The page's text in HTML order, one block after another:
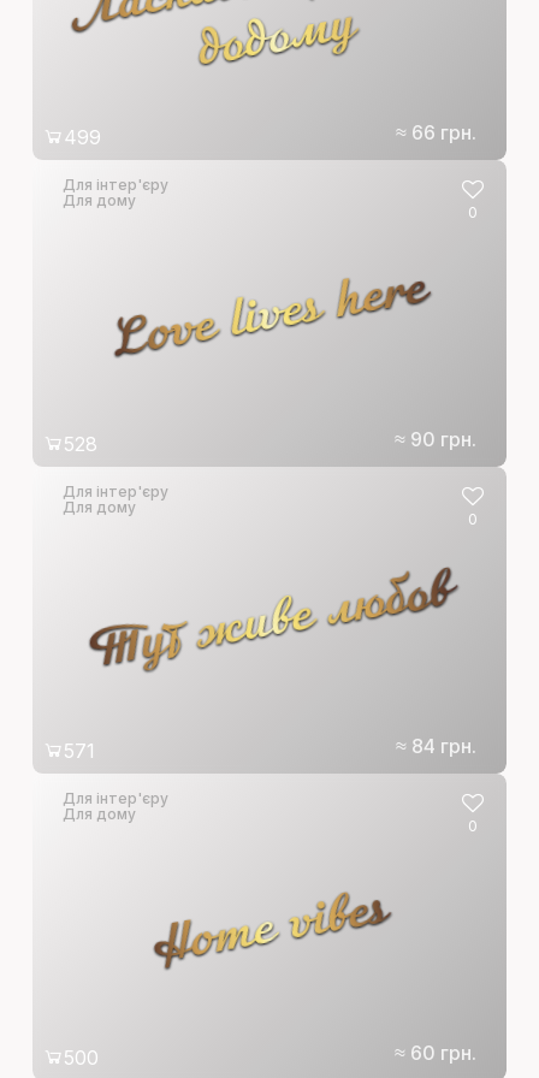
у
≈ 66 грн.
499
Love lives here
Для інтер'єру
Для дому
≈ 90 грн.
0
528
Тут живе любов
Для інтер'єру
Для дому
≈ 84 грн.
0
571
Home vibes
Для інтер'єру
Для дому
≈ 60 грн.
0
500